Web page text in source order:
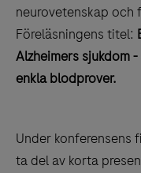
neurovetenskap
Föreläsningens titel:
Alzheimers sjukdom
enkla blodprover.
Under konferensens
ta del av korta